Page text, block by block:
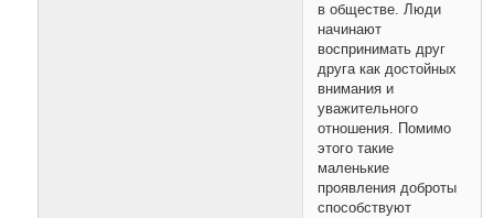
в обществе. Люди
начинают
воспринимать друг
друга как достойных
внимания и
уважительного
отношения. Помимо
этого такие
маленькие
проявления доброты
способствуют